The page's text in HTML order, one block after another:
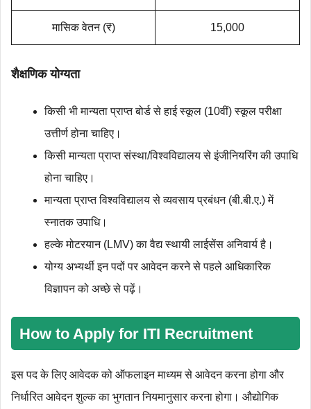
मासिक वेतन (₹) 15,000
शैक्षणिक योग्‍यता
किसी भी मान्यता प्राप्त बोर्ड से हाई स्कूल (10वीं) स्कूल परीक्षा
उत्तीर्ण होना चाहिए।
किसी मान्यता प्राप्त संस्था/विश्वविद्यालय से इंजीनियरिंग की उपाधि
होना चाहिए।
मान्यता प्राप्त विश्वविद्यालय से व्यवसाय प्रबंधन (बी.बी.ए.) में
स्नातक उपाधि।
हल्के मोटरयान (LMV) का वैद्य स्थायी लाईसेंस अनिवार्य है।
योग्य अभ्यर्थी इन पदों पर आवेदन करने से पहले आधिकारिक
विज्ञापन को अच्छे से पढ़ें।
How to Apply for ITI Recruitment
इस पद के लिए आवेदक को ऑफलाइन माध्‍यम से आवेदन करना होगा और
निर्धारित आवेदन शुल्‍क का भुगतान नियमानुसार करना होगा। औद्योगिक